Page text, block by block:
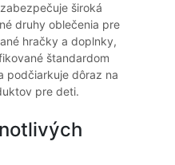
široká
druhy oblečenia pre
hračky a doplnky,
štandardom
podčiarkuje dôraz na
pre deti.